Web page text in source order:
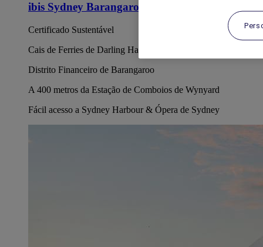
ibis Sydney Barangaroo
Certificado Sustentável
Cais de Ferries de Darling Harbour
Distrito Financeiro de Barangaroo
A 400 metros da Estação de Comboios de Wynyard
Fácil acesso a Sydney Harbour & Ópera de Sydney